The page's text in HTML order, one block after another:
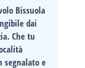
Bissuola
dai
Che tu
segnalato e